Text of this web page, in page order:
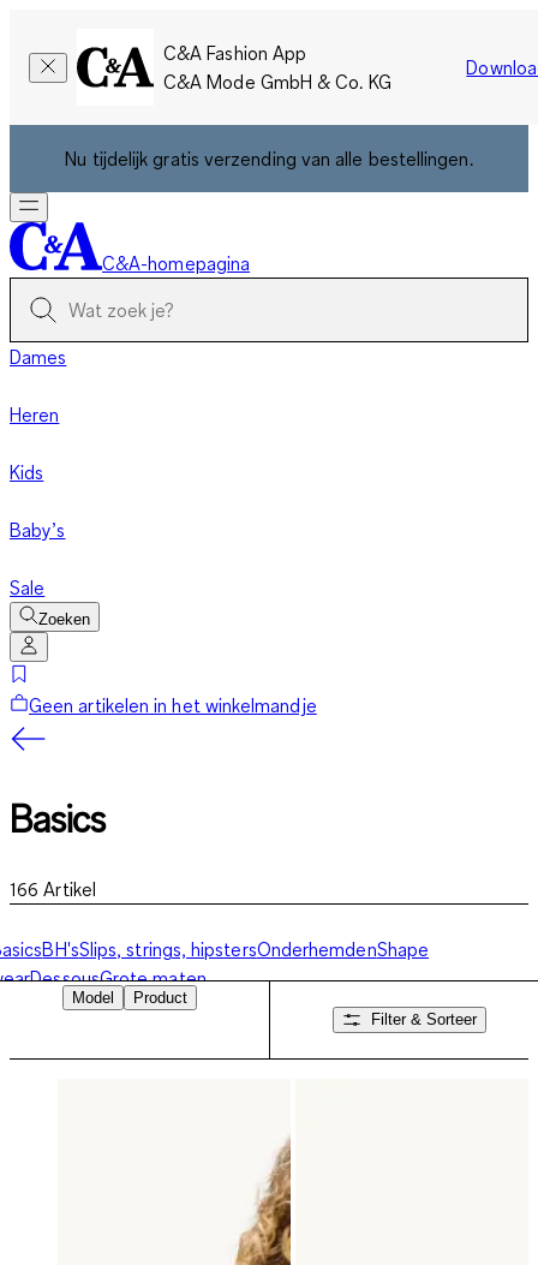
C&A Fashion App
C&A Mode GmbH & Co. KG
Nu tijdelijk gratis verzending van alle bestellingen.
C&A-homepagina
Dames
Heren
Kids
Baby’s
Sale
Zoeken
Geen artikelen in het winkelmandje
Basics
166 Artikel
BH'sSlips, strings, hipstersOnderhemdenShape
DessousGrote maten
Model
Product
Filter & Sorteer